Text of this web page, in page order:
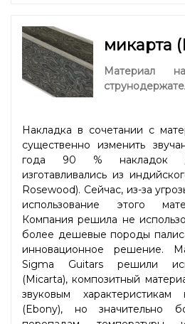
микарта
Материал
Накладка в сочетании с
существенно изменить
года 90 % накладок
изготавливались из
Rosewood). Сейчас, из-за
использование этого
Компания решила не
более дешевые породы
инновационное решение.
Sigma Guitars решили
(Micarta), композитный
звуковым
(Ebony), но значительно